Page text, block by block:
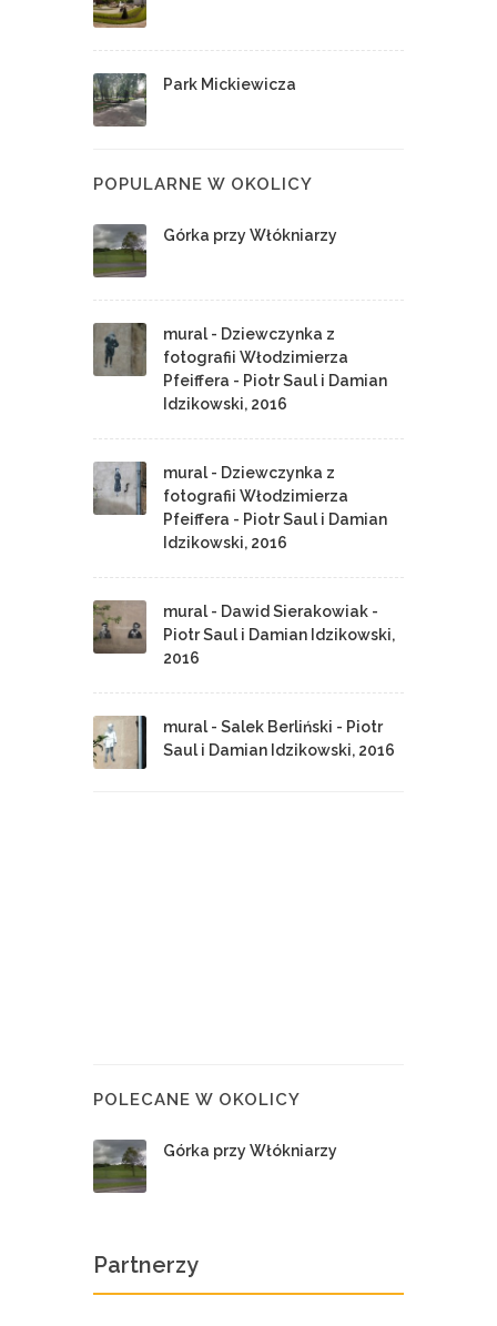
Park Mickiewicza
POPULARNE W OKOLICY
Górka przy Włókniarzy
mural - Dziewczynka z
fotografii Włodzimierza
Pfeiffera - Piotr Saul i Damian
Idzikowski, 2016
mural - Dziewczynka z
fotografii Włodzimierza
Pfeiffera - Piotr Saul i Damian
Idzikowski, 2016
mural - Dawid Sierakowiak -
Piotr Saul i Damian Idzikowski,
2016
mural - Salek Berliński - Piotr
Saul i Damian Idzikowski, 2016
POLECANE W OKOLICY
Górka przy Włókniarzy
Partnerzy